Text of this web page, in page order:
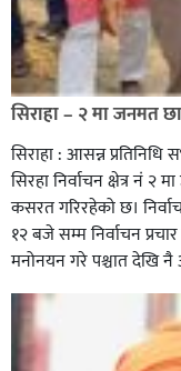
सिराहा – २ मा जनमत
सिराहा : आसन्न
सिरहा निर्वाचन क्षेत्र नं
कसरत गरिरहेको छ।
१२ बजे सम्म निर्वाचन
मनोनयन गरे पश्चात देखि